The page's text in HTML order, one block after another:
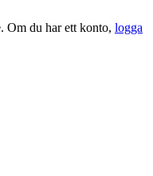
Om du har ett konto, logga